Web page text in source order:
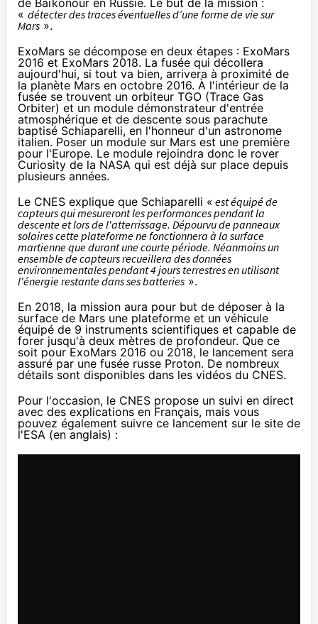
de Baïkonour en Russie. Le but de la mission :
« détecter des traces éventuelles d’une forme de vie sur
Mars ».
ExoMars se décompose en deux étapes : ExoMars
2016 et ExoMars 2018. La fusée qui décollera
aujourd'hui, si tout va bien, arrivera à proximité de
la planète Mars en octobre 2016. À l'intérieur de la
fusée se trouvent un orbiteur TGO (Trace Gas
Orbiter) et un module démonstrateur d'entrée
atmosphérique et de descente sous parachute
baptisé Schiaparelli, en l'honneur d'un astronome
italien. Poser un module sur Mars est une première
pour l'Europe. Le module rejoindra donc le rover
Curiosity de la NASA qui est déjà sur place depuis
plusieurs années.
Le CNES explique que Schiaparelli « est équipé de
capteurs qui mesureront les performances pendant la
descente et lors de l'atterrissage. Dépourvu de panneaux
solaires cette plateforme ne fonctionnera à la surface
martienne que durant une courte période. Néanmoins un
ensemble de capteurs recueillera des données
environnementales pendant 4 jours terrestres en utilisant
l'énergie restante dans ses batteries ».
En 2018, la mission aura pour but de déposer à la
surface de Mars une plateforme et un véhicule
équipé de 9 instruments scientifiques et capable de
forer jusqu'à deux mètres de profondeur. Que ce
soit pour ExoMars 2016 ou 2018, le lancement sera
assuré par une fusée russe Proton. De nombreux
détails sont disponibles dans les vidéos du CNES.
Pour l'occasion, le CNES propose un suivi en direct
avec des explications en Français, mais vous
pouvez également suivre ce lancement sur le site de
l'ESA (en anglais) :